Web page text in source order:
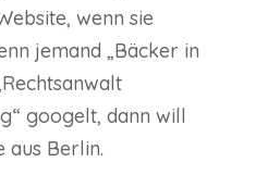
wenn sie
jemand „Bäcker in
googelt, dann will
aus Berlin.